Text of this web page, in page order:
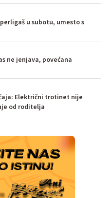
u subotu, umesto s
ne jenjava, povećana
Električni trotinet nije
od roditelja